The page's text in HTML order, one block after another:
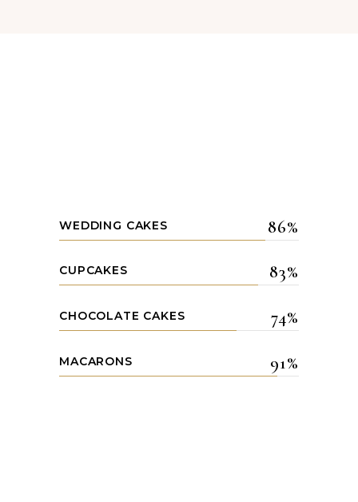
WEDDING CAKES 86
CUPCAKES 83
CHOCOLATE CAKES 74
MACARONS 91